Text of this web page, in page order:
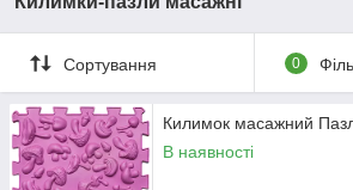
Сортування 0
Килимок масажний
В наявності